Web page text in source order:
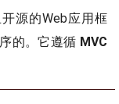
源的Web应用框
的。它遵循 MVC